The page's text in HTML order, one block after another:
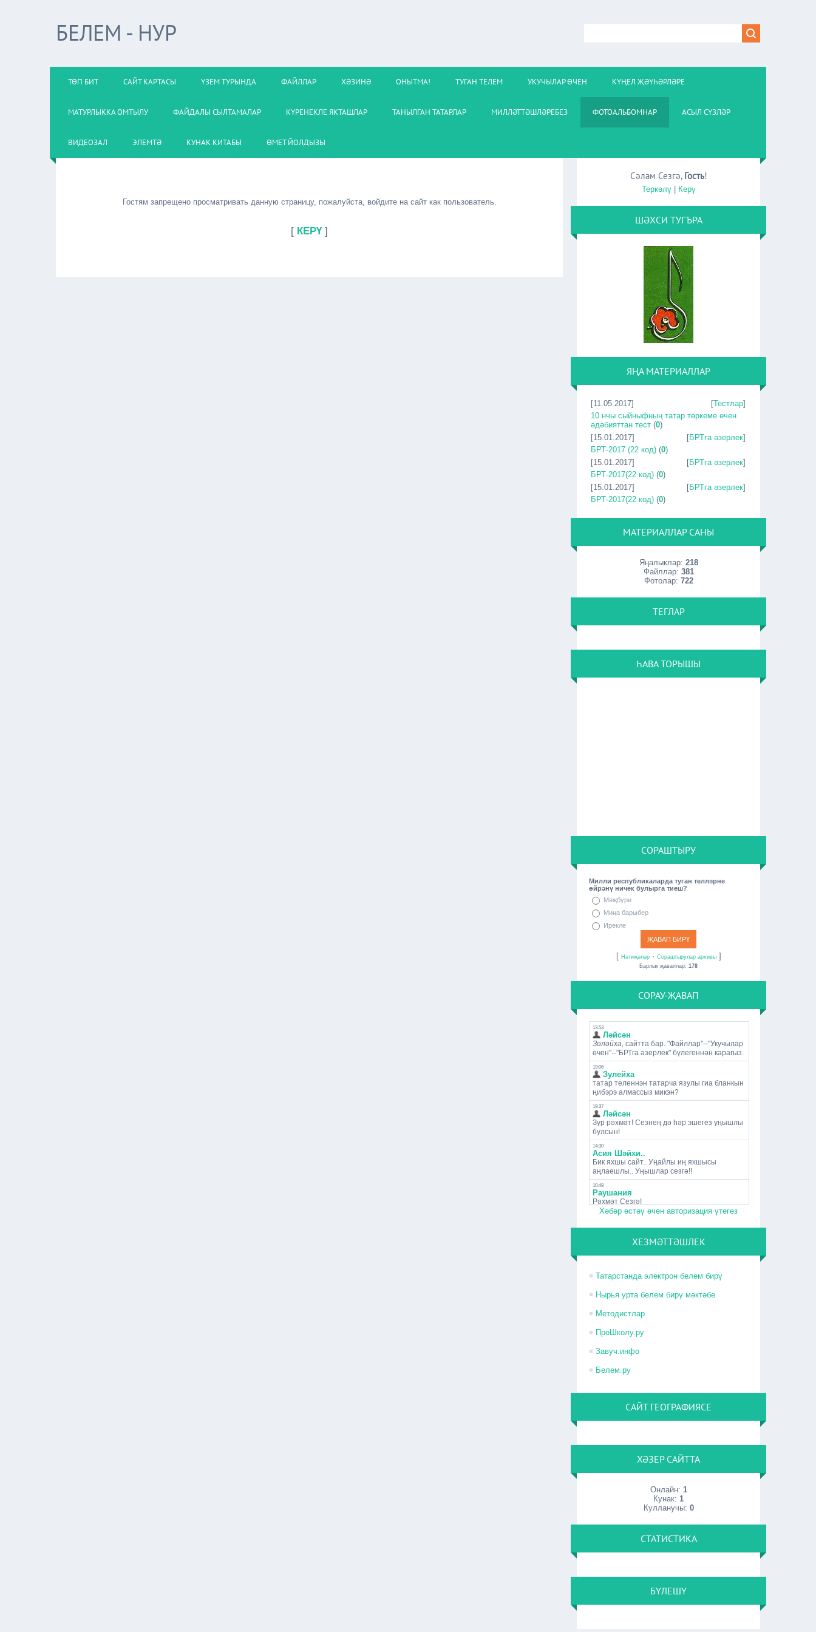
БЕЛЕМ - НУР
ТӨП БИТ САЙТ КАРТАСЫ ҮЗЕМ ТУРЫНДА ФАЙЛЛАР ХӘЗИНӘ ОНЫТМА! ТУГАН ТЕЛЕМ УКУЧЫЛАР ӨЧЕН КҮҢЕЛ ҖӘҮҺӘРЛӘРЕ
МАТУРЛЫККА ОМТЫЛУ ФАЙДАЛЫ СЫЛТАМАЛАР КҮРЕНЕКЛЕ ЯКТАШЛАР ТАНЫЛГАН ТАТАРЛАР МИЛЛӘТТӘШЛӘРЕБЕЗ ФОТОАЛЬБОМНАР АСЫЛ СҮЗЛӘР
ВИДЕОЗАЛ ЭЛЕМТӘ КУНАК КИТАБЫ ӨМЕТ ЙОЛДЫЗЫ
Гостям запрещено просматривать данную страницу, пожалуйста, войдите на сайт как пользователь.
[ КЕРҮ]
Сәлам Сезгә, Гость!
Теркәлү| Керү
ШӘХСИ ТУГЪРА
ЯҢА МАТЕРИАЛЛАР
[11.05.2017] [Тестлар]
10 нчы сыйныфның татар төркеме өчен
әдәбияттан тест (0)
[15.01.2017]
[БРТга әзерлек]
БРТ-2017 (22 код) (0)
[15.01.2017]
[БРТга әзерлек]
БРТ-2017(22 код) (0)
[15.01.2017]
[БРТга әзерлек]
БРТ-2017(22 код) (0)
МАТЕРИАЛЛАР САНЫ
Яңалыклар: 218
Файллар: 381
Фотолар: 722
ТЕГЛАР
ҺАВА ТОРЫШЫ
СОРАШТЫРУ
Милли республикаларда туган телләрне
өйрәнү ничек булырга тиеш?
Мәҗбүри
Миңа барыбер
Ирекле
[ Нәтиҗәләр· Сораштырулар архивы]
Барлык җаваплар:178
СОРАУ-ҖАВАП
Хәбәр өстәү өчен авторизация үтегез
ХЕЗМӘТТӘШЛЕК
Татарстанда электрон белем бирү
Нырья урта белем бирү мәктәбе
Методистлар
ПроШколу.ру
Завуч.инфо
Белем.ру
САЙТ ГЕОГРАФИЯСЕ
ХӘЗЕР САЙТТА
Онлайн: 1
Кунак:1
Кулланучы: 0
СТАТИСТИКА
БҮЛЕШҮ